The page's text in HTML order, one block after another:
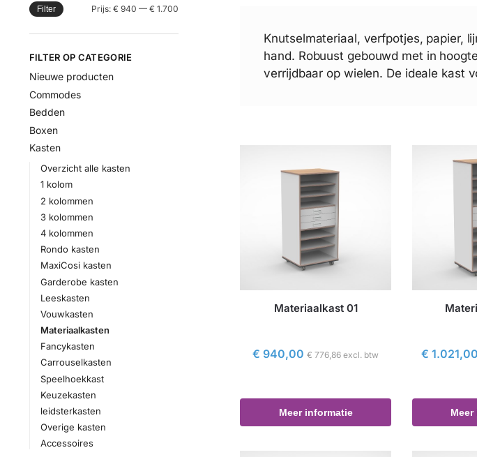
Knutselmateriaal, verfpotjes, papier,
hand. Robuust gebouwd met in
verrijdbaar op wielen. De ideale kast
Materiaalkast 01
€ 940,00 € 776,86 excl. btw
Meer informatie
€ 1.021,00
Filter Prijs:€ 940 —€ 1.700
FILTER OP CATEGORIE
Nieuwe producten
Commodes
Bedden
Boxen
Kasten
Overzicht alle kasten
1 kolom
2 kolommen
3 kolommen
4 kolommen
Rondo kasten
MaxiCosi kasten
Garderobe kasten
Leeskasten
Vouwkasten
Materiaalkasten
Fancykasten
Carrouselkasten
Speelhoekkast
Keuzekasten
leidsterkasten
Overige kasten
Accessoires